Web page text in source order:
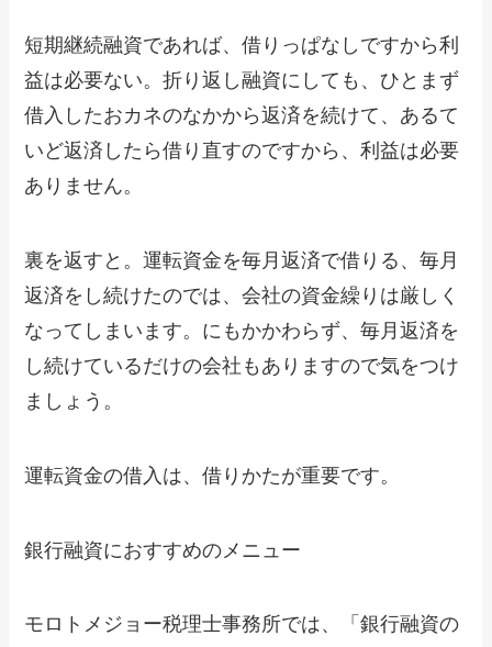
短期継続融資であれば、借りっぱなしですから利
益は必要ない。折り返し融資にしても、ひとまず
借入したおカネのなかから返済を続けて、あるて
いど返済したら借り直すのですから、利益は必要
ありません。
裏を返すと。運転資金を毎月返済で借りる、毎月
返済をし続けたのでは、会社の資金繰りは厳しく
なってしまいます。にもかかわらず、毎月返済を
し続けているだけの会社もありますので気をつけ
ましょう。
運転資金の借入は、借りかたが重要です。
銀行融資におすすめのメニュー
モロトメジョー税理士事務所では、「銀行融資の